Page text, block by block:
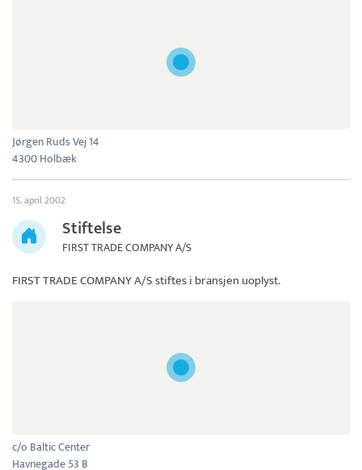
Jørgen Ruds Vej 14
4300 Holbæk
15. april 2002
Stiftelse
FIRST TRADE COMPANY A/S
FIRST TRADE COMPANY A/Sstiftes i bransjen uoplyst.
c/o Baltic Center
Havnegade 53 B